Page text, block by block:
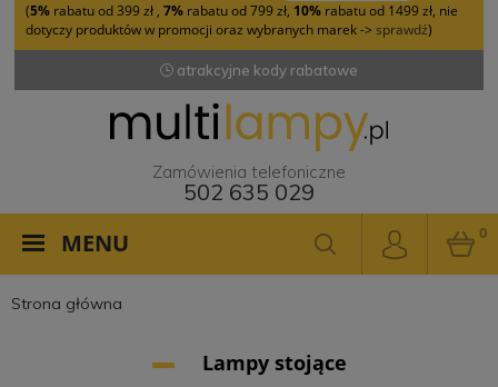
(5% rabatu od 399 zł , 7% rabatu od 799 zł, 10% rabatu od 1499 zł, nie
dotyczy produktów w promocji oraz wybranych marek -> sprawdź)
atrakcyjne kody rabatowe
Zamówienia telefoniczne
502 635 029
MENU 0
Strona główna
Lampy stojące